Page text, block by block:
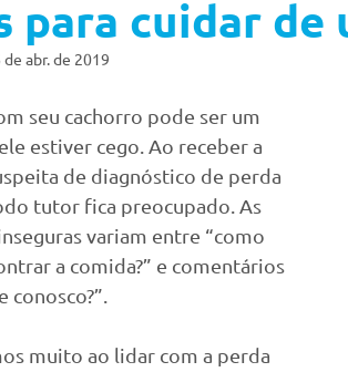
para cuidar de
de abr. de 2019
seu cachorro pode ser um
estiver cego. Ao receber a
de diagnóstico de perda
tutor fica preocupado. As
variam entre “como
a comida?” e comentários
conosco?”.
muito ao lidar com a perda